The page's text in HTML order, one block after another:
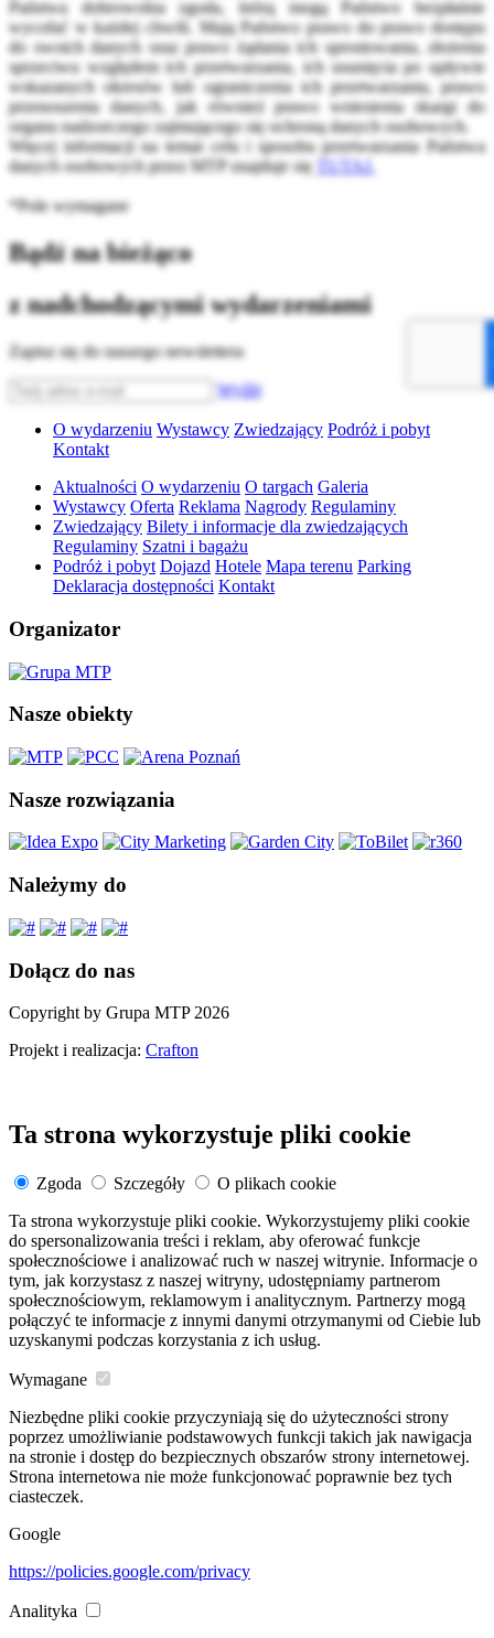
Państwa dobrowolna zgoda, którą mogą Państwo bezpłatnie
wycofać w każdej chwili. Mają Państwo prawo do prawo dostępu
do swoich danych oraz prawo żądania ich sprostowania, złożenia
sprzeciwu względem ich przetwarzania, ich usunięcia po upływie
wskazanych okresów lub ograniczenia ich przetwarzania, prawo
przenoszenia danych, jak również prawo wniesienia skargi do
organu nadzorczego zajmującego się ochroną danych osobowych.
Więcej informacji na temat celu i sposobu przetwarzania Państwa
danych osobowych przez MTP znajduje się
TUTAJ.
*Pole wymagane
Bądź na bieżąco
z nadchodzącymi wydarzeniami
Zapisz się do naszego newslettera
Wyślij
O wydarzeniu Wystawcy Zwiedzający Podróż i pobyt
Kontakt
Aktualności O wydarzeniu O targach Galeria
Wystawcy Oferta Reklama Nagrody Regulaminy
Zwiedzający Bilety i informacje dla zwiedzających
Regulaminy Szatni i bagażu
Podróż i pobyt Dojazd Hotele Mapa terenu Parking
Deklaracja dostępności Kontakt
Organizator
Nasze obiekty
Nasze rozwiązania
Należymy do
Dołącz do nas
Copyright by Grupa MTP 2026
Projekt i realizacja: Crafton
Ta strona wykorzystuje pliki cookie
Zgoda Szczegóły
O plikach cookie
Ta strona wykorzystuje pliki cookie. Wykorzystujemy pliki cookie
do spersonalizowania treści i reklam, aby oferować funkcje
społecznościowe i analizować ruch w naszej witrynie. Informacje o
tym, jak korzystasz z naszej witryny, udostępniamy partnerom
społecznościowym, reklamowym i analitycznym. Partnerzy mogą
połączyć te informacje z innymi danymi otrzymanymi od Ciebie lub
uzyskanymi podczas korzystania z ich usług.
Wymagane
Niezbędne pliki cookie przyczyniają się do użyteczności strony
poprzez umożliwianie podstawowych funkcji takich jak nawigacja
na stronie i dostęp do bezpiecznych obszarów strony internetowej.
Strona internetowa nie może funkcjonować poprawnie bez tych
ciasteczek.
Google
https://policies.google.com/privacy
Analityka